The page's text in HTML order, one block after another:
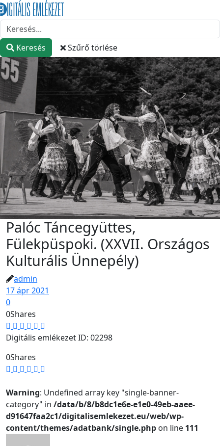
Keresés Szűrő törlése
Palóc Táncegyüttes,
Fülekpüspoki. (XXVII. Országos
Kulturális Ünnepély)
admin
17 ápr 2021
0
0Shares
Digitális emlékezet ID: 02298
0Shares
Warning: Undefined array key "single-banner-
category" in /data/b/8/b8dc1e6e-e1e0-49eb-aaee-
d91647faa2c1/digitalisemlekezet.eu/web/wp-
content/themes/adatbank/single.php on line 111